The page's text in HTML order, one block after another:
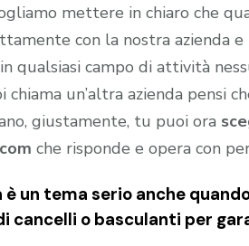
mettere in chiaro che
con la nostra azienda e
qualsiasi campo di attività
chiama un’altra azienda pensi
giustamente, tu puoi ora
che risponde e opera con
è un tema serio anche
cancelli o basculanti per